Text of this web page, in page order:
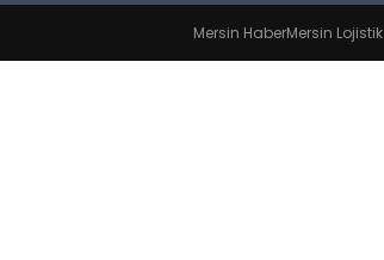
Mersin HaberMersin Lojistik